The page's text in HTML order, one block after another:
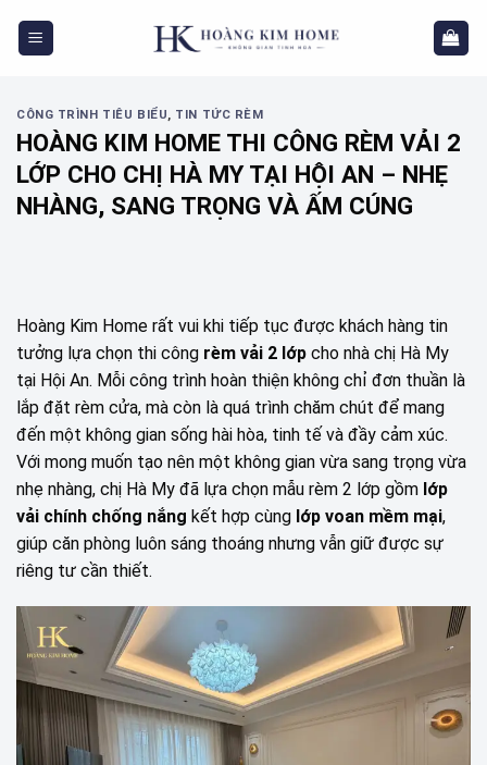
CÔNG TRÌNH TIÊU BIỂU, TIN TỨC RÈM
HOÀNG KIM HOME THI CÔNG RÈM VẢI 2
LỚP CHO CHỊ HÀ MY TẠI HỘI AN – NHẸ
NHÀNG, SANG TRỌNG VÀ ẤM CÚNG
Hoàng Kim Home rất vui khi tiếp tục được khách hàng tin
tưởng lựa chọn thi công rèm vải 2 lớp cho nhà chị Hà My
tại Hội An. Mỗi công trình hoàn thiện không chỉ đơn thuần là
lắp đặt rèm cửa, mà còn là quá trình chăm chút để mang
đến một không gian sống hài hòa, tinh tế và đầy cảm xúc.
Với mong muốn tạo nên một không gian vừa sang trọng vừa
nhẹ nhàng, chị Hà My đã lựa chọn mẫu rèm 2 lớp gồm lớp
vải chính chống nắng kết hợp cùng lớp voan mềm mại,
giúp căn phòng luôn sáng thoáng nhưng vẫn giữ được sự
riêng tư cần thiết.